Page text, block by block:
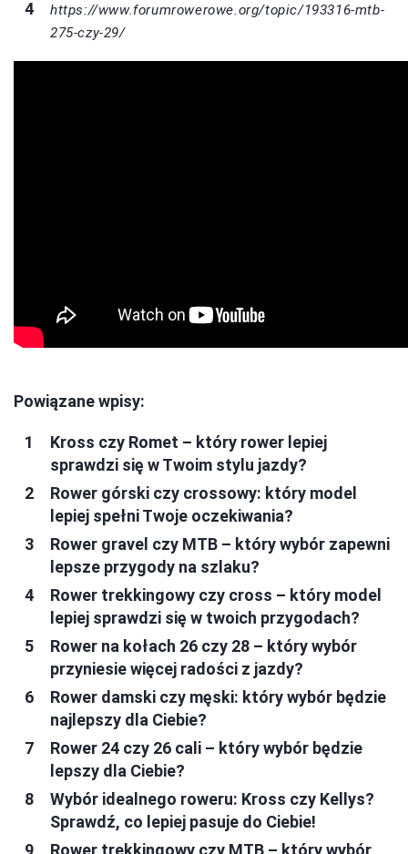
https://www.forumrowerowe.org/topic/193316-mtb-
275-czy-29/
Powiązane wpisy:
Kross czy Romet – który rower lepiej
sprawdzi się w Twoim stylu jazdy?
Rower górski czy crossowy: który model
lepiej spełni Twoje oczekiwania?
Rower gravel czy MTB – który wybór zapewni
lepsze przygody na szlaku?
Rower trekkingowy czy cross – który model
lepiej sprawdzi się w twoich przygodach?
Rower na kołach 26 czy 28 – który wybór
przyniesie więcej radości z jazdy?
Rower damski czy męski: który wybór będzie
najlepszy dla Ciebie?
Rower 24 czy 26 cali – który wybór będzie
lepszy dla Ciebie?
Wybór idealnego roweru: Kross czy Kellys?
Sprawdź, co lepiej pasuje do Ciebie!
Rower trekkingowy czy MTB – który wybór